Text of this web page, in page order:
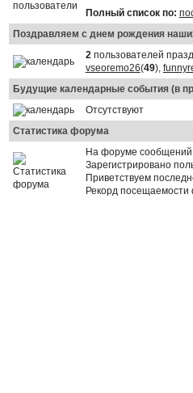
Полный список по:
Поздравляем с днем рождения
2пользователей
vseoremo26(49),
Будущие календарные события (в
Отсутствуют
Статистика форума
На форуме
Зарегистрировано
Приветствуем
Рекорд